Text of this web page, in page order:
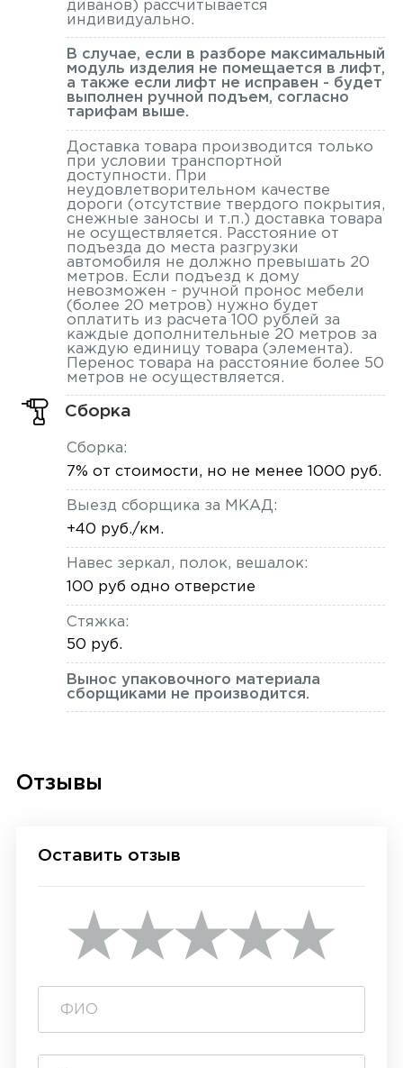
диванов) рассчитывается
индивидуально.
В случае, если в разборе максимальный
модуль изделия не помещается в лифт,
а также если лифт не исправен - будет
выполнен ручной подъем, согласно
тарифам выше.
Доставка товара производится только
при условии транспортной
доступности. При
неудовлетворительном качестве
дороги (отсутствие твердого покрытия,
снежные заносы и т.п.) доставка товара
не осуществляется. Расстояние от
подъезда до места разгрузки
автомобиля не должно превышать 20
метров. Если подъезд к дому
невозможен - ручной пронос мебели
(более 20 метров) нужно будет
оплатить из расчета 100 рублей за
каждые дополнительные 20 метров за
каждую единицу товара (элемента).
Перенос товара на расстояние более 50
метров не осуществляется.
Сборка
Сборка:
7% от стоимости, но не менее 1000 руб.
Выезд сборщика за МКАД:
+40 руб./км.
Навес зеркал, полок, вешалок:
100 руб одно отверстие
Стяжка:
50 руб.
Вынос упаковочного материала
сборщиками не производится.
Отзывы
Оставить отзыв